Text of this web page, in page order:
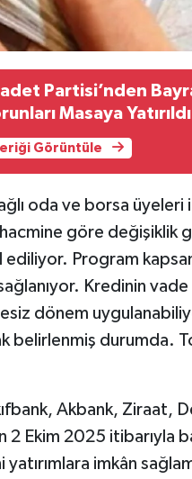
Partisi’nden
Masaya Yatırıldı
Görüntüle
oda ve borsa
göre değişiklik
ediliyor. Program
Kredinin
dönem
belirlenmiş durumda.
Akbank, Ziraat,
2 Ekim 2025 itibarıyla
yatırımlara imkân